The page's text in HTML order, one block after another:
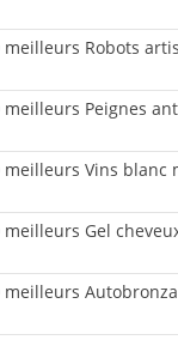
meilleurs Robots
Peignes
Vins blanc
Gel
meilleurs